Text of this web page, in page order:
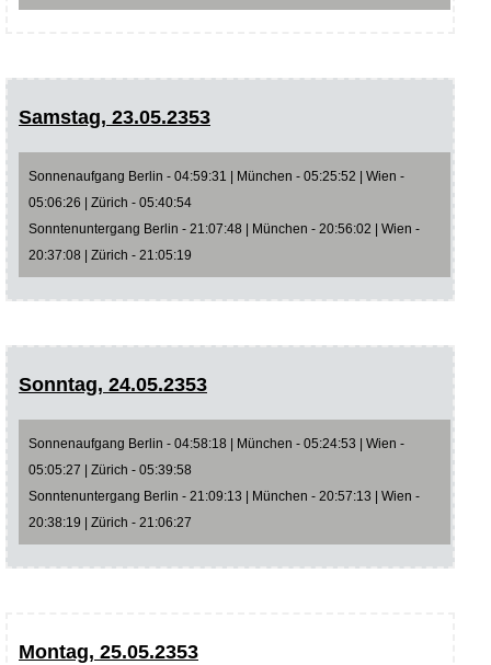
Samstag, 23.05.2353
Sonnenaufgang Berlin - 04:59:31 | München - 05:25:52 | Wien -
05:06:26 | Zürich - 05:40:54
Sonntenuntergang Berlin - 21:07:48 | München - 20:56:02 | Wien -
20:37:08 | Zürich - 21:05:19
Sonntag, 24.05.2353
Sonnenaufgang Berlin - 04:58:18 | München - 05:24:53 | Wien -
05:05:27 | Zürich - 05:39:58
Sonntenuntergang Berlin - 21:09:13 | München - 20:57:13 | Wien -
20:38:19 | Zürich - 21:06:27
Montag, 25.05.2353